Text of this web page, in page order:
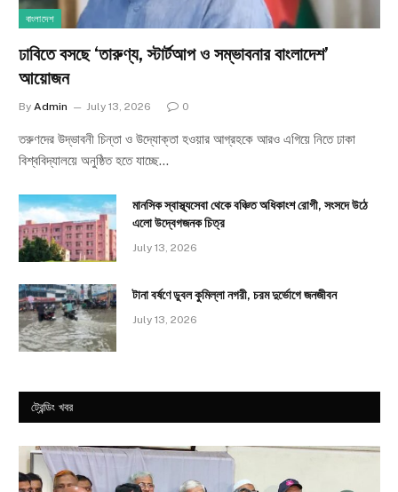
বাংলাদেশ
ঢাবিতে বসছে ‘তারুণ্য, স্টার্টআপ ও সম্ভাবনার বাংলাদেশ’
আয়োজন
By Admin July 13, 2026 0
তরুণদের উদ্ভাবনী চিন্তা ও উদ্যোক্তা হওয়ার আগ্রহকে আরও এগিয়ে নিতে ঢাকা
বিশ্ববিদ্যালয়ে অনুষ্ঠিত হতে যাচ্ছে…
মানসিক স্বাস্থ্যসেবা থেকে বঞ্চিত অধিকাংশ রোগী, সংসদে উঠে
এলো উদ্বেগজনক চিত্র
July 13, 2026
টানা বর্ষণে ডুবল কুমিল্লা নগরী, চরম দুর্ভোগে জনজীবন
July 13, 2026
ট্রেন্ডিং খবর